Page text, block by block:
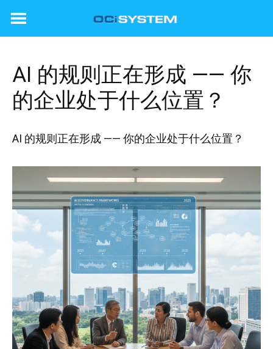
AI 的规则正在形成 —— 你
的企业处于什么位置？
AI 的规则正在形成 —— 你的企业处于什么位置？